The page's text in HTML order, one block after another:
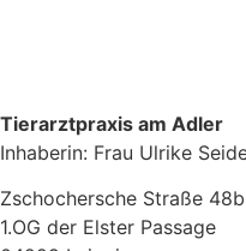
Tierarztpraxis am Adler
Inhaberin: Frau Ulrike
Zschochersche Straße 48b
1.OG der Elster Passage